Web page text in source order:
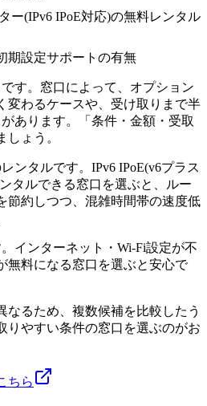
ー(IPv6 IPoE対応)の無料レンタル
期設定サポートの有無
す。窓口によって、オプション
変わるケースや、受け取りまで半
あります。「条件・金額・受取
ょう。
ンタルです。IPv6 IPoE(v6プラス
タルできる窓口を選ぶと、ルー
節約しつつ、混雑時間帯の速度低
インターネット・Wi-Fi設定が不
無料になる窓口を選ぶと安心で
なるため、複数候補を比較したう
りやすい条件の窓口を選ぶのがお
ちら